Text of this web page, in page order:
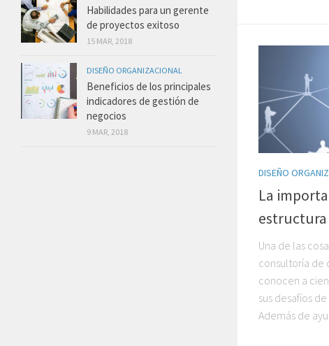
DISEÑO
La
Una de las
consultoría de
conocen a
sus desafíos
Además de
Habilidades para un gerente
de proyectos exitoso
15 MAR, 2018
DISEÑO ORGANIZACIONAL
Beneficios de los principales
indicadores de gestión de
negocios
9 MAR, 2018